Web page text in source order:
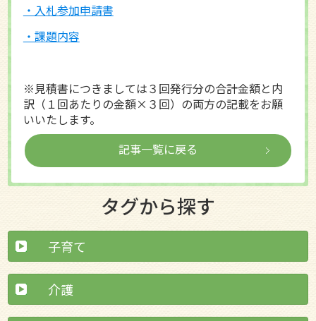
・入札参加申請書
・課題内容
※見積書につきましては３回発行分の合計金額と内
訳（１回あたりの金額×３回）の両方の記載をお願
いいたします。
記事一覧に戻る
タグから探す
子育て
介護